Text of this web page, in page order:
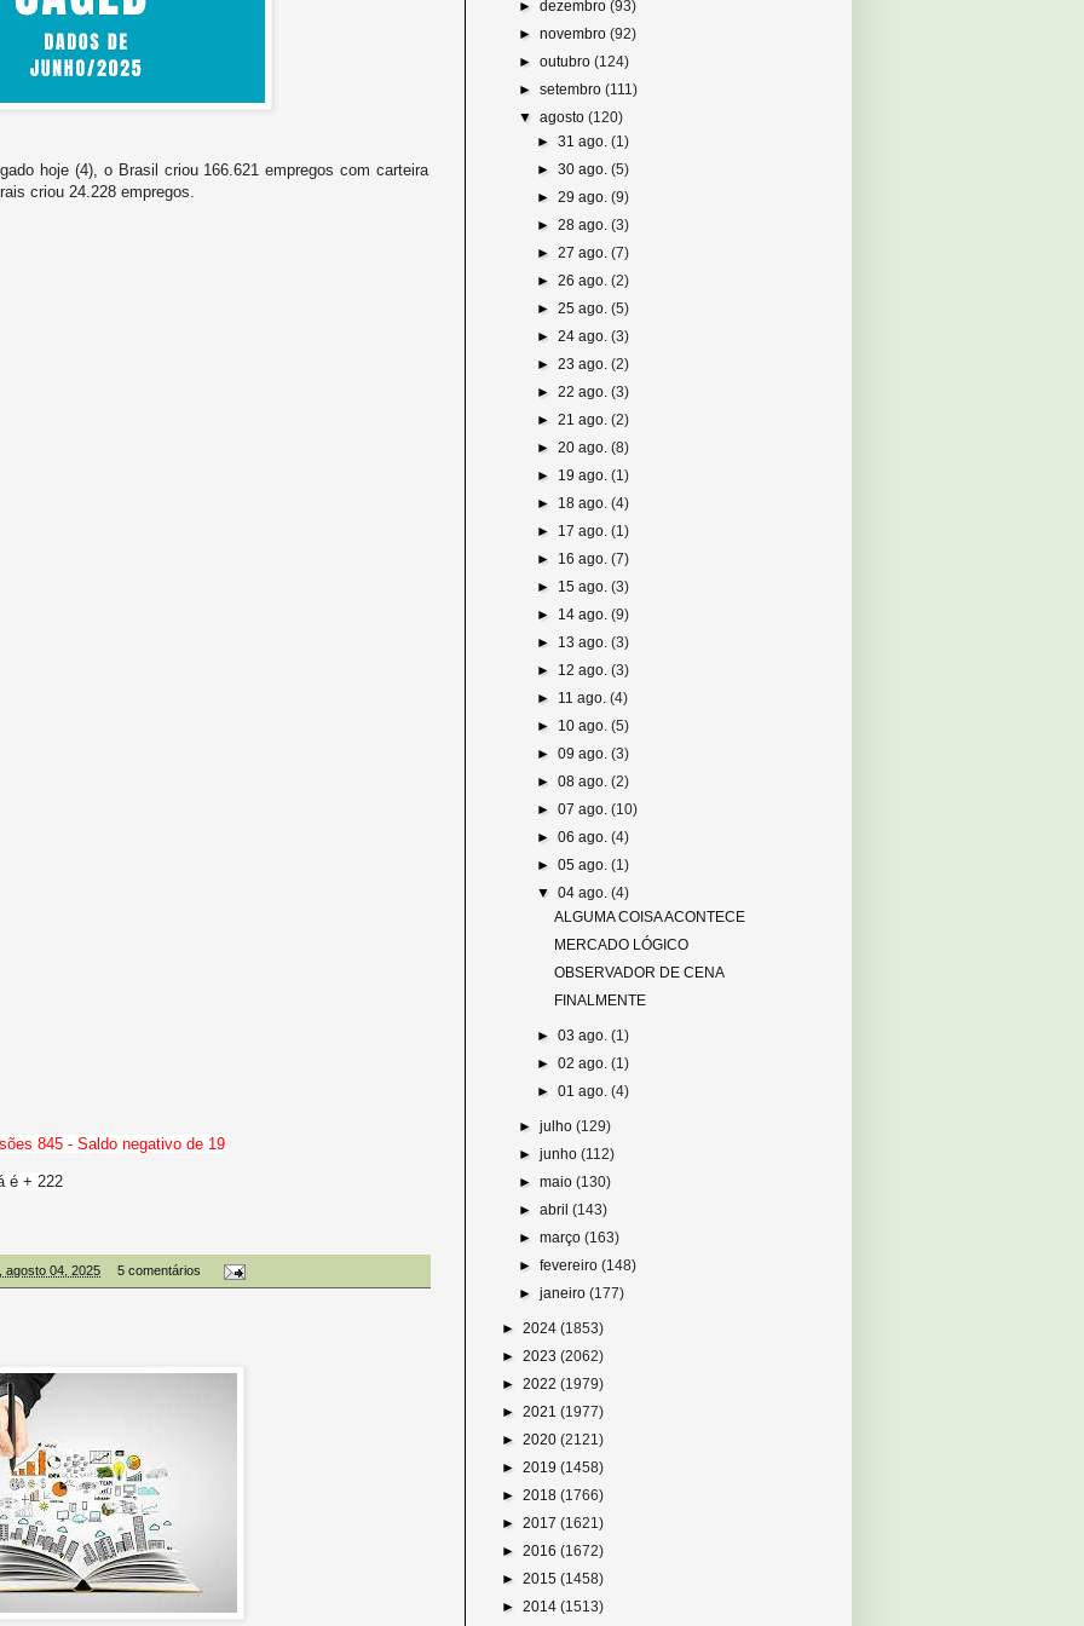
hoje (4), o Brasil criou 166.621 empregos com carteira
criou 24.228 empregos.
845 - Saldo negativo de 19
é + 222
agosto 04, 2025 5 comentários
►dezembro(93)
►novembro(92)
►outubro(124)
►setembro(111)
▼agosto(120)
► 31 ago. (1)
► 30 ago. (5)
► 29 ago. (9)
► 28 ago. (3)
► 27 ago. (7)
► 26 ago. (2)
► 25 ago. (5)
► 24 ago. (3)
► 23 ago. (2)
► 22 ago. (3)
► 21 ago. (2)
► 20 ago. (8)
► 19 ago. (1)
► 18 ago. (4)
► 17 ago. (1)
► 16 ago. (7)
► 15 ago. (3)
► 14 ago. (9)
► 13 ago. (3)
► 12 ago. (3)
► 11 ago. (4)
► 10 ago. (5)
► 09 ago. (3)
► 08 ago. (2)
► 07 ago. (10)
► 06 ago. (4)
► 05 ago. (1)
▼ 04 ago. (4)
ALGUMA COISA ACONTECE
MERCADO LÓGICO
OBSERVADOR DE CENA
FINALMENTE
► 03 ago. (1)
► 02 ago. (1)
► 01 ago. (4)
►julho(129)
►junho(112)
►maio(130)
►abril(143)
►março(163)
►fevereiro(148)
►janeiro(177)
► 2024 (1853)
► 2023 (2062)
► 2022 (1979)
► 2021 (1977)
► 2020 (2121)
► 2019 (1458)
► 2018 (1766)
► 2017 (1621)
► 2016 (1672)
► 2015 (1458)
► 2014 (1513)